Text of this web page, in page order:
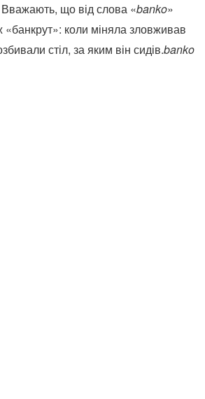
Вважають, що від слова «banko»
«банкрут»: коли міняла зловживав
стіл, за яким він сидів.banko